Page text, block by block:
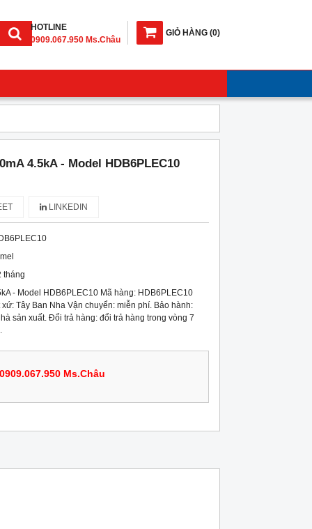
GIỎ HÀNG (0)
HOTLINE
0909.067.950 Ms.Châu
4.5kA - Model HDB6PLEC10
LINKEDIN
tháng
- Model HDB6PLEC10 Mã hàng: HDB6PLEC10
Tây Ban Nha Vận chuyển: miễn phí. Bảo hành:
sản xuất. Đổi trả hàng: đổi trả hàng trong vòng 7
0909.067.950 Ms.Châu